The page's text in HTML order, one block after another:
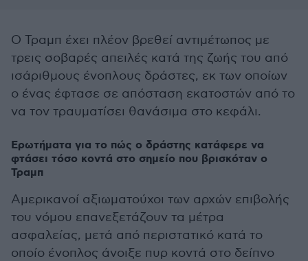
Ο Τραμπ έχει πλέον βρεθεί αντιμέτωπος με
τρεις σοβαρές απειλές κατά της ζωής του από
ισάριθμους ένοπλους δράστες, εκ των οποίων
ο ένας έφτασε σε απόσταση εκατοστών από το
να τον τραυματίσει θανάσιμα στο κεφάλι.
Ερωτήματα για το πώς ο δράστης κατάφερε να
φτάσει τόσο κοντά στο σημείο που βρισκόταν ο
Τραμπ
Αμερικανοί αξιωματούχοι των αρχών επιβολής
του νόμου επανεξετάζουν τα μέτρα
ασφαλείας, μετά από περιστατικό κατά το
οποίο ένοπλος άνοιξε πυρ κοντά στο δείπνο